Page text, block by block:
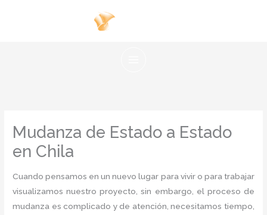
Mudanza de Estado a Estado
en Chila
Cuando pensamos en un nuevo lugar para vivir o para trabajar
visualizamos nuestro proyecto, sin embargo, el proceso de
mudanza es complicado y de atención, necesitamos tiempo,